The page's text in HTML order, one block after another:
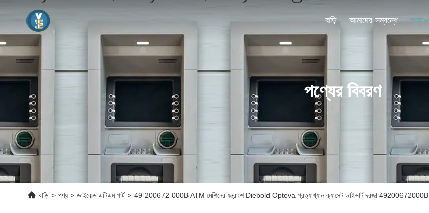
বাড়ি আমাদের সম্বন্ধে পণ্য
পণ্যের বিবরণ
বাড়ি > পণ্য > ডাইবোল্ড এটিএম পার্ট > 49-200672-000B ATM মেশিনের যন্ত্রাংশ Diebold Opteva প্রত্যাখ্যান ক্যাসেট ডাইভার্ট দরজা 49200672000B